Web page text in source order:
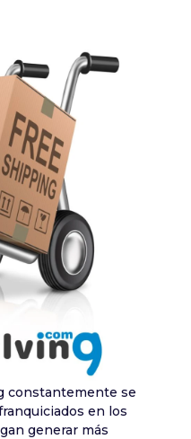
constantemente se
en los
generar más